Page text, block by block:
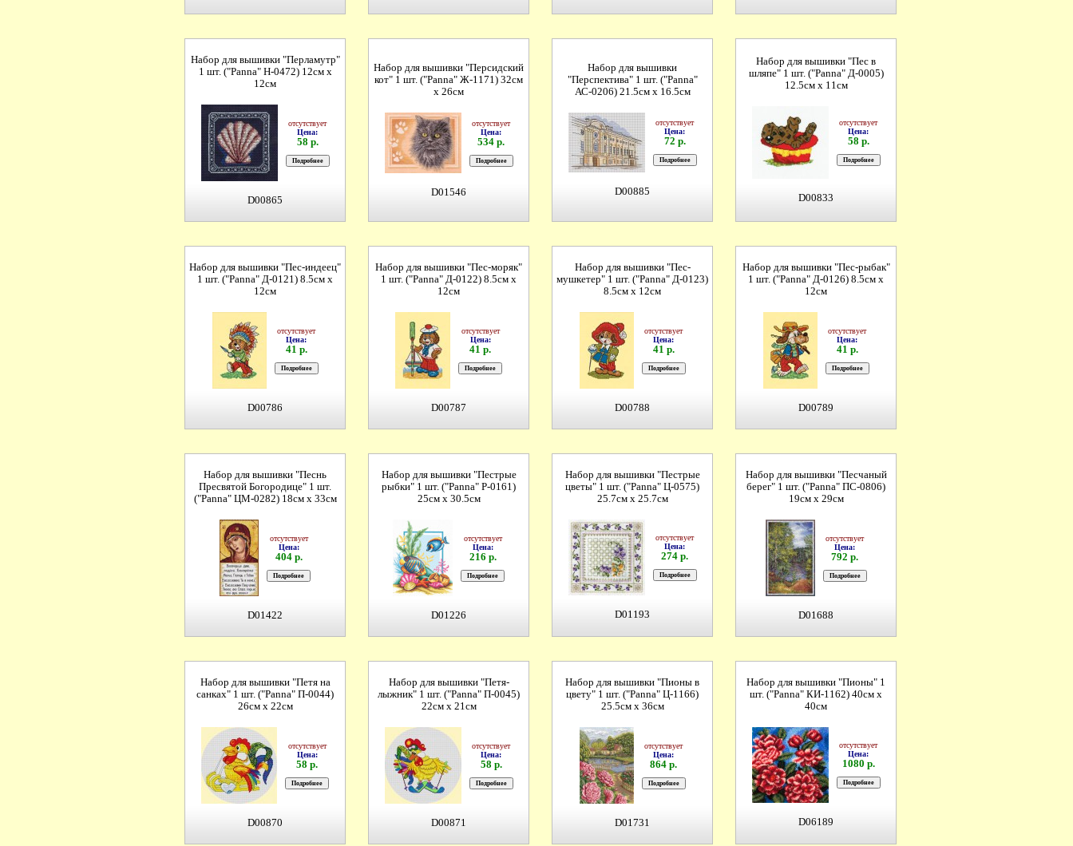
Набор для вышивки "Перламутр"
1 шт. ("Panna" Н-0472) 12см х
12см
отсутствует
Цена:
58 р.
D00865
Набор для вышивки "Персидский
кот" 1 шт. ("Panna" Ж-1171) 32см
х 26см
отсутствует
Цена:
534 р.
D01546
Набор для вышивки
"Перспектива" 1 шт. ("Panna"
АС-0206) 21.5см х 16.5см
отсутствует
Цена:
72 р.
D00885
Набор для вышивки "Пес в
шляпе" 1 шт. ("Panna" Д-0005)
12.5см х 11см
отсутствует
Цена:
58 р.
D00833
Набор для вышивки "Пес-индеец"
1 шт. ("Panna" Д-0121) 8.5см х
12см
отсутствует
Цена:
41 р.
D00786
Набор для вышивки "Пес-моряк"
1 шт. ("Panna" Д-0122) 8.5см х
12см
отсутствует
Цена:
41 р.
D00787
Набор для вышивки "Пес-
мушкетер" 1 шт. ("Panna" Д-0123)
8.5см х 12см
отсутствует
Цена:
41 р.
D00788
Набор для вышивки "Пес-рыбак"
1 шт. ("Panna" Д-0126) 8.5см х
12см
отсутствует
Цена:
41 р.
D00789
Набор для вышивки "Песнь
Пресвятой Богородице" 1 шт.
("Panna" ЦМ-0282) 18см х 33см
отсутствует
Цена:
404 р.
D01422
Набор для вышивки "Пестрые
рыбки" 1 шт. ("Panna" Р-0161)
25см х 30.5см
отсутствует
Цена:
216 р.
D01226
Набор для вышивки "Пестрые
цветы" 1 шт. ("Panna" Ц-0575)
25.7см х 25.7см
отсутствует
Цена:
274 р.
D01193
Набор для вышивки "Песчаный
берег" 1 шт. ("Panna" ПС-0806)
19см х 29см
отсутствует
Цена:
792 р.
D01688
Набор для вышивки "Петя на
санках" 1 шт. ("Panna" П-0044)
26см х 22см
отсутствует
Цена:
58 р.
D00870
Набор для вышивки "Петя-
лыжник" 1 шт. ("Panna" П-0045)
22см х 21см
отсутствует
Цена:
58 р.
D00871
Набор для вышивки "Пионы в
цвету" 1 шт. ("Panna" Ц-1166)
25.5см х 36см
отсутствует
Цена:
864 р.
D01731
Набор для вышивки "Пионы" 1
шт. ("Panna" КИ-1162) 40см х
40см
отсутствует
Цена:
1080 р.
D06189